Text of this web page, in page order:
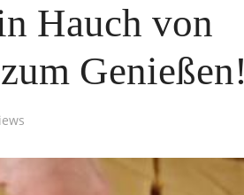
Hauch von
Genießen!